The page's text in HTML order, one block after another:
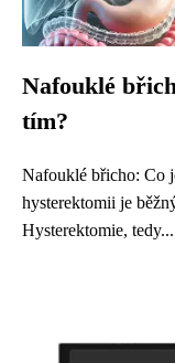
Nafouklé
tím?
Nafouklé břicho: Co
hysterektomii je
Hysterektomie, tedy...